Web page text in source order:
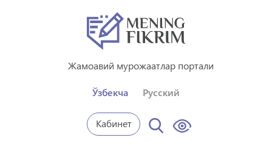
Жамоавий мурожаатлар портали
Ўзбекча Русский
Кабинет